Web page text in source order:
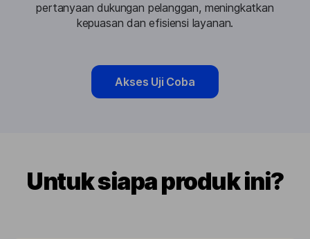
pertanyaan dukungan pelanggan, meningkatkan
kepuasan dan efisiensi layanan.
Akses Uji Coba
Untuk siapa produk ini?